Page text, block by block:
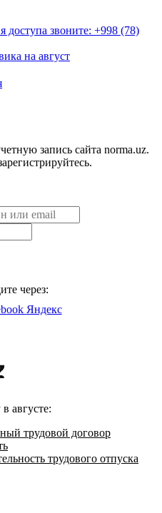
доступа звоните: +998 (78)
на август
запись сайта norma.uz.
через:
Яндекс
августе:
трудовой договор
трудового отпуска